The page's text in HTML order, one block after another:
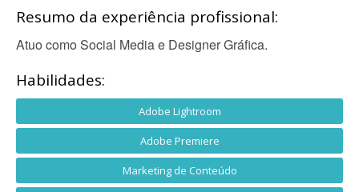
Resumo da experiência profissional:
Atuo como Social Media e Designer Gráfica.
Habilidades:
Adobe Lightroom
Adobe Premiere
Marketing de Conteúdo